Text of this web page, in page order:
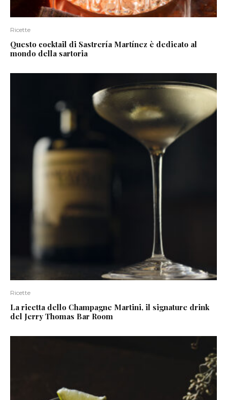
Ricette
Questo cocktail di Sastrería Martínez è dedicato al
mondo della sartoria
Ricette
La ricetta dello Champagne Martini, il signature drink
del Jerry Thomas Bar Room